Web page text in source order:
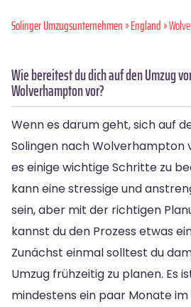
Solinger Umzugsunternehmen»England»
Wie bereitest du dich auf den Umzug
Wolverhampton vor?
Wenn es darum geht, sich auf
Solingen nach Wolverhampton
es einige wichtige Schritte zu
kann eine stressige und
sein, aber mit der richtigen
kannst du den Prozess etwas
Zunächst einmal solltest du
Umzug frühzeitig zu planen. Es
mindestens ein paar Monate im